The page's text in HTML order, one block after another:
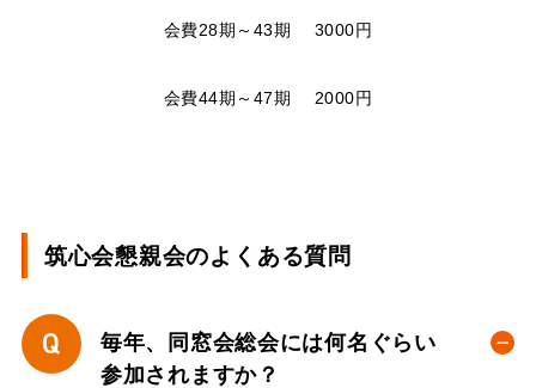
会費28期～43期 3000円
会費44期～47期 2000円
筑心会懇親会のよくある質問
Q
毎年、同窓会総会には何名ぐらい
参加されますか？